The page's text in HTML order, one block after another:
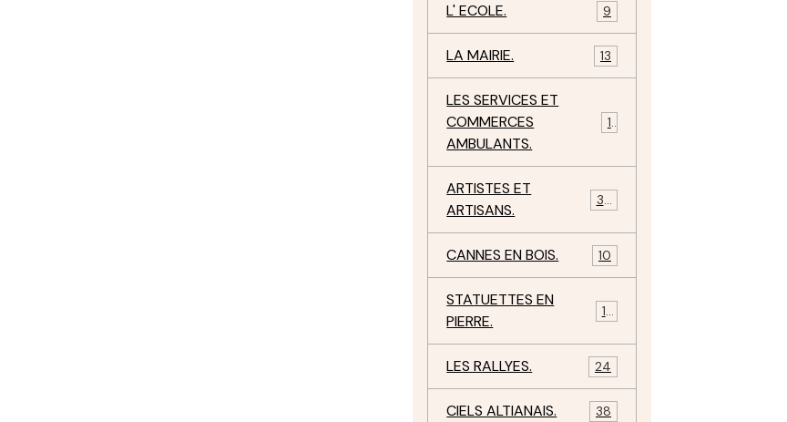
L' ECOLE. 9
LA MAIRIE. 13
LES SERVICES ET
COMMERCES
AMBULANTS.
11
ARTISTES ET
ARTISANS.
34
CANNES EN BOIS. 10
STATUETTES EN
PIERRE.
17
LES RALLYES. 24
CIELS ALTIANAIS. 38